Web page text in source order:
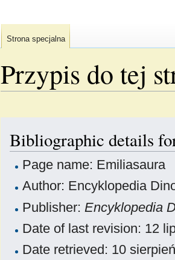
Przypis do tej
Bibliographic details
Page name: Emiliasaura
Author: Encyklopedia
Publisher: Encyklopedia
Date of last revision: 12
Date retrieved: 10
Strona specjalna